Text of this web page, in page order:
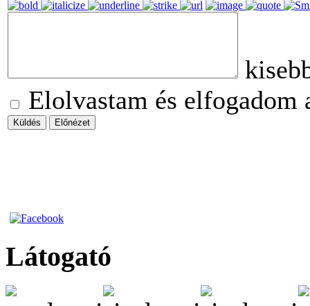
Elolvastam és
Küldés Előnézet
Látogató